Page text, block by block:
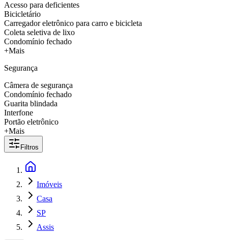
Acesso para deficientes
Bicicletário
Carregador eletrônico para carro e bicicleta
Coleta seletiva de lixo
Condomínio fechado
+Mais
Segurança
Câmera de segurança
Condomínio fechado
Guarita blindada
Interfone
Portão eletrônico
+Mais
Filtros
Imóveis
Casa
SP
Assis